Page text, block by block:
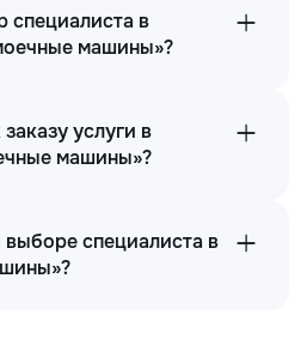
специалиста в
машины»?
услуги в
машины»?
специалиста в